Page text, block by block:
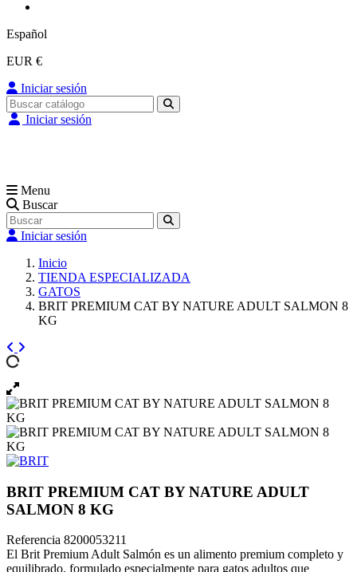
Español
EUR €
Iniciar sesión
Iniciar sesión
Menu
Buscar
Iniciar sesión
Inicio
TIENDA ESPECIALIZADA
GATOS
BRIT PREMIUM CAT BY NATURE ADULT SALMON 8
KG
BRIT PREMIUM CAT BY NATURE ADULT
SALMON 8 KG
Referencia 8200053211
El Brit Premium Adult Salmón es un alimento premium completo y
equilibrado, formulado especialmente para gatos adultos que